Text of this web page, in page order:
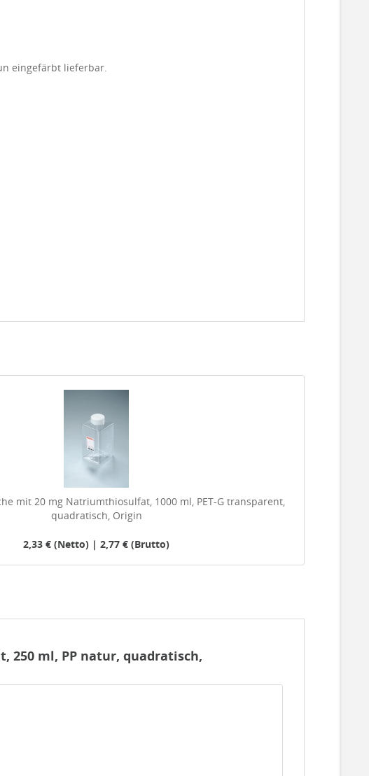
eingefärbt lieferbar.
mit 20 mg Natriumthiosulfat, 1000 ml, PET-G transparent,
quadratisch, Origin
2,33 € (Netto) | 2,77 € (Brutto)
ml, PP natur, quadratisch,